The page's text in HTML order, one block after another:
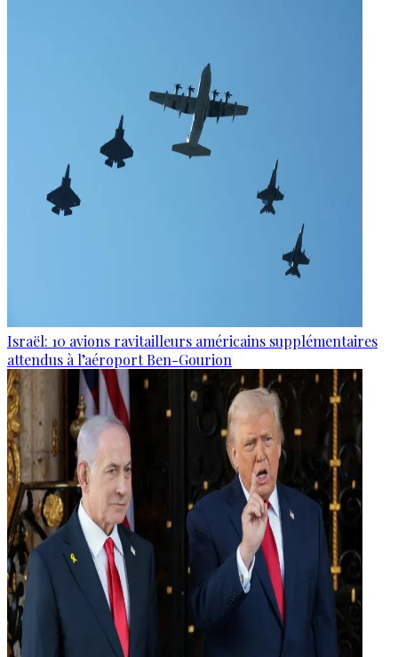
Israël: 10 avions ravitailleurs américains supplémentaires
attendus à l’aéroport Ben-Gourion